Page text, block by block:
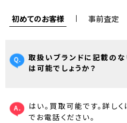
初めてのお客様 事前査定
取扱いブランドに記載の
は可能でしょうか？
はい。買取可能です。詳し
でお電話ください。